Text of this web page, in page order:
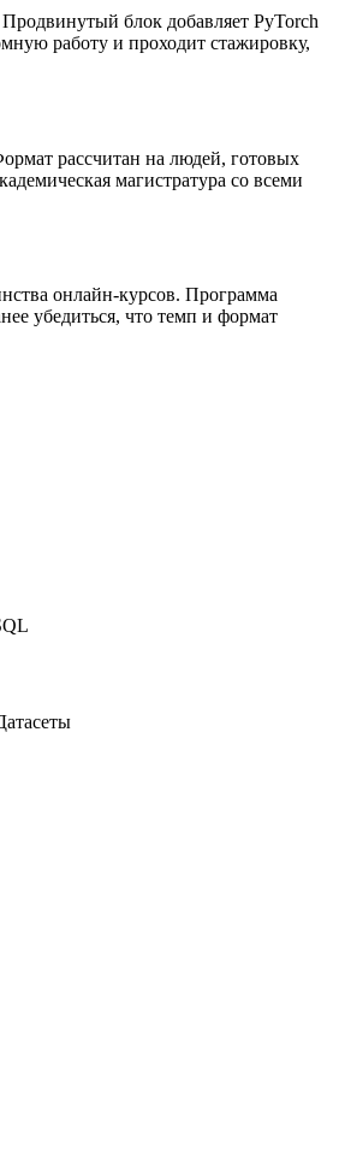
блок добавляет PyTorch
работу и проходит стажировку,
рассчитан на людей, готовых
магистратура со всеми
онлайн-курсов. Программа
убедиться, что темп и формат